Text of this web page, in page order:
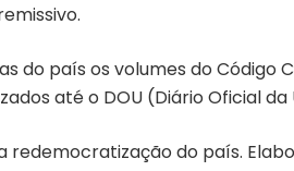
país os volumes do Código
até o DOU (Diário Oficial da
redemocratização do país.